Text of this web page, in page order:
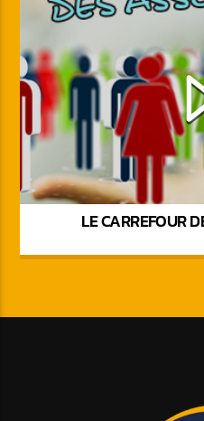
LE CARREFOUR